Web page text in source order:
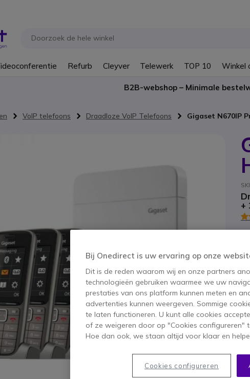
Refurb Cleyver Telewerk TOP 10 Winkel
B2B-webshop – Minimale
VoIP telefoons Draadloze VoIP Telefoons Gigaset N670IP
+
Bij Onedirect is uw ervaring op onze
Dit is de reden waarom wij en onze partners
technologieën gebruiken waarmee we uw
prestaties van ons platform kunnen meten en
advertenties kunnen weergeven. Sommige
te laten functioneren. U kunt alle cookies
of ze weigeren door op "Cookies configureren"
Hoe dan ook, we staan altijd voor klaar en
Cookies configureren